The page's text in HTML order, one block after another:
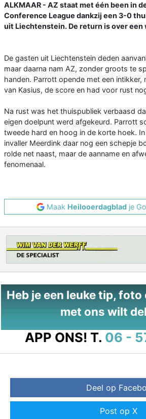
ALKMAAR - AZ staat met één been in
Conference League dankzij een 3-0
uit Liechtenstein. De return is over een
De gasten uit Liechtenstein deden
maar daarna nam AZ, zonder groots te
handen. Parrott opende met een intikker,
van Kasius, de score en had voor rust
Na rust was het thuispubliek verbaasd
eigen doelpunt werd afgekeurd. Parrott
tweede hard en hoog in de korte hoek.
invaller Meerdink daar nog een schepje
rolde net naast, maar de aanname en
fenomenaal.
Maak Heilooerdagblad je
Heb je een leuke tip,
met ons wilt
APP ONS! T. 06 -
Deel op
Post op X